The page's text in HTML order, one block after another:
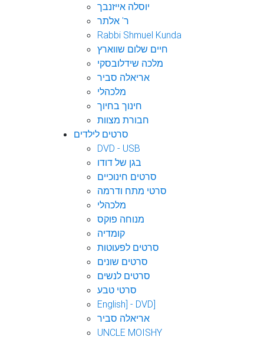
יוסלה אייזנבך
ר' אלתר
Rabbi Shmuel Kunda
חיים שלום שווארץ
מלכה שידלובסקי
אריאלה סביר
מלכהלי
חינוך בחיוך
חבורת מצוות
סרטים לילדים
DVD - USB
בגן של דודו
סרטים חינוכיים
סרטי מתח ודרמה
מלכהלי
מנוחה פוקס
קומדיה
סרטים לפעוטות
סרטים שונים
סרטים לנשים
סרטי טבע
English] - DVD]
אריאלה סביר
UNCLE MOISHY